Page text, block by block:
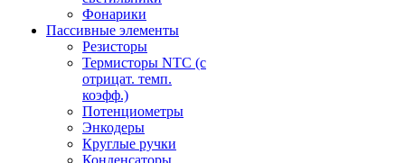
Фонарики
Пассивные элементы
Резисторы
Термисторы NTC (с
отрицат. темп.
коэфф.)
Потенциометры
Энкодеры
Круглые ручки
Конденсаторы